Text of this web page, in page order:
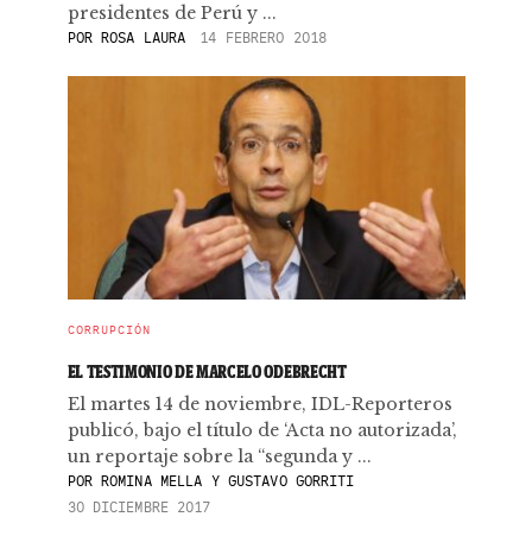
presidentes de Perú y ...
PORROSA LAURA 14 FEBRERO 2018
CORRUPCIÓN
EL TESTIMONIO DE MARCELO ODEBRECHT
El martes 14 de noviembre, IDL-Reporteros
publicó, bajo el título de ‘Acta no autorizada’,
un reportaje sobre la “segunda y ...
PORROMINA MELLA Y GUSTAVO GORRITI
30 DICIEMBRE 2017